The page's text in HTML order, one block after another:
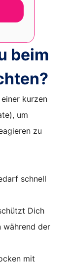
beim
kurzen
um
zu
schnell
Dich
während der
mit